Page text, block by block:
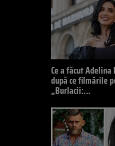
Ce a făcut
după ce filmările
„Burlacii:…